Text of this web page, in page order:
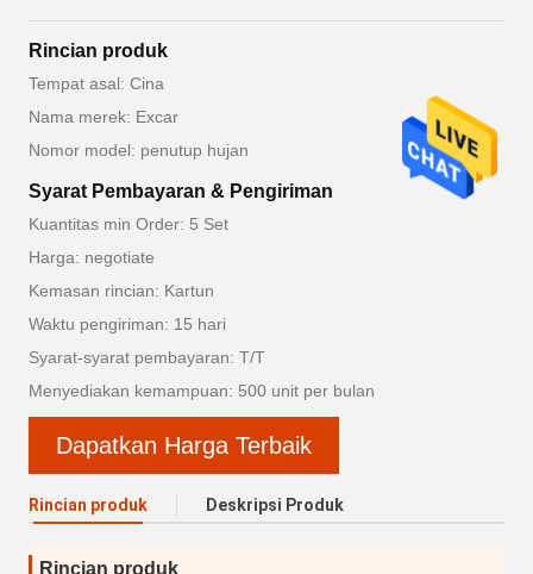
Rincian produk
Tempat asal: Cina
Nama merek: Excar
Nomor model: penutup hujan
Syarat Pembayaran & Pengiriman
Kuantitas min Order: 5 Set
Harga: negotiate
Kemasan rincian: Kartun
Waktu pengiriman: 15 hari
Syarat-syarat pembayaran: T/T
Menyediakan kemampuan: 500 unit per bulan
Dapatkan Harga Terbaik
Rincian produk Deskripsi Produk
Rincian produk